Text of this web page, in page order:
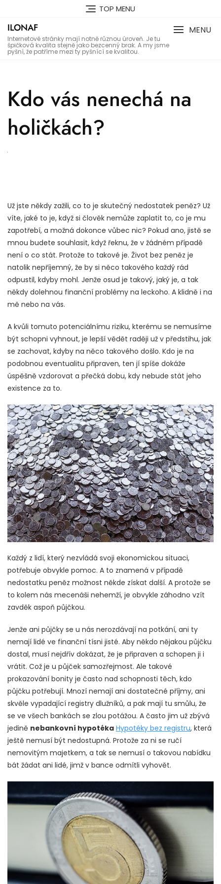
content
TOP MENU
ILONAF
Internetové stránky mají notně různou úroveň. Je tu
špičková kvalita stejně jako bezcenný brak. A my jsme
pyšní, že patříme mezi ty pyšnící se kvalitou.
MENU
Kdo vás nenechá na
holičkách?
Už jste někdy zažili, co to je skutečný nedostatek peněz? Už
víte, jaké to je, když si člověk nemůže zaplatit to, co je mu
zapotřebí, a možná dokonce vůbec nic? Pokud ano, jistě se
mnou budete souhlasit, když řeknu, že v žádném případě
není o co stát. Protože to takové je. Život bez peněz je
natolik nepříjemný, že by si něco takového každý rád
odpustil, kdyby mohl. Jenže osud je takový, jaký je, a tak
někdy dolehnou finanční problémy na leckoho. A klidně i na
mě nebo na vás.
A kvůli tomuto potenciálnímu riziku, kterému se nemusíme
být schopni vyhnout, je lepší vědět raději už v předstihu, jak
se zachovat, kdyby na něco takového došlo. Kdo je na
podobnou eventualitu připraven, ten jí spíše dokáže
úspěšně vzdorovat a přečká dobu, kdy nebude stát jeho
existence za to.
Každý z lidí, který nezvládá svoji ekonomickou situaci,
potřebuje obvykle pomoc. A to znamená v případě
nedostatku peněz možnost někde získat další. A protože se
to kolem nás mecenáši nehemží, je obvykle záhodno vzít
zavděk aspoň půjčkou.
Jenže ani půjčky se u nás nerozdávají na potkání, ani ty
nemají lidé ve finanční tísni jisté. Aby někdo nějakou půjčku
dostal, musí nejdřív dokázat, že je připraven a schopen ji i
vrátit. Což je u půjček samozřejmost. Ale takové
prokazování bonity je často nad schopnosti těch, kdo
půjčku potřebují. Mnozí nemají ani dostatečné příjmy, ani
skvěle vypadající registry dlužníků, a pak mají tu smůlu, že
se ve všech bankách se zlou potážou. A často jim už zbývá
jedině nebankovní hypotéka Hypotéky bez registru, která
ještě nemusí být nedostupná. Protože za ni se ručí
nemovitým majetkem, a tak se nemusí o takovou nabídku
bát žádat ani lidé, jimž v bance odmítli vyhovět.